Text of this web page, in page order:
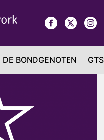
DE BONDGENOTEN